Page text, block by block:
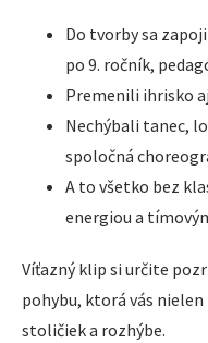
Do tvorby sa
po 9. ročník,
Premenili ihrisko
Nechýbali tanec,
spoločná
A to všetko bez
energiou a
Víťazný klip si určite
pohybu, ktorá vás
stoličiek a rozhýbe.